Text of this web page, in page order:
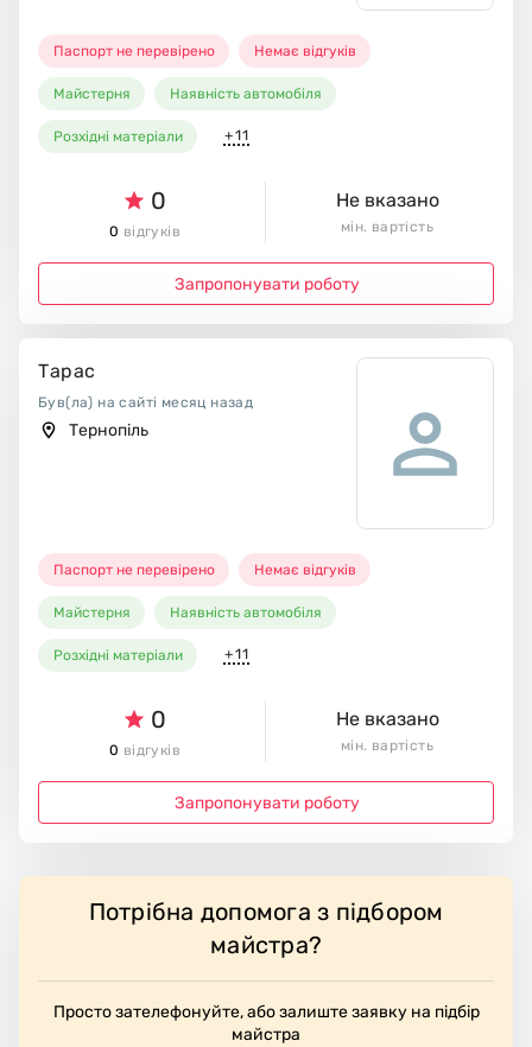
Паспорт не перевірено Немає відгуків
Майстерня Наявність автомобіля
Розхідні матеріали +11
0
0 відгуків
Не вказано
мін. вартість
Запропонувати роботу
Тарас
Був(ла) на сайті месяц назад
Тернопіль
Паспорт не перевірено Немає відгуків
Майстерня Наявність автомобіля
Розхідні матеріали +11
0
0 відгуків
Не вказано
мін. вартість
Запропонувати роботу
Потрібна допомога з підбором
майстра?
Просто зателефонуйте, або залиште заявку на підбір
майстра